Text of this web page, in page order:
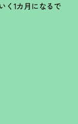
く 1カ月になるで